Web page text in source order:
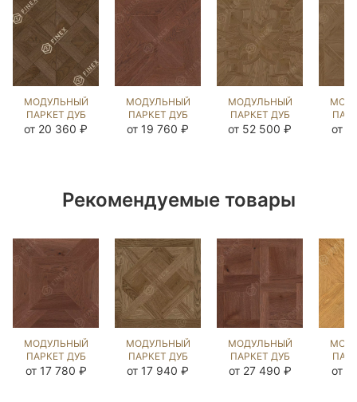
МОДУЛЬНЫЙ
ПАРКЕТ ДУБ
ШЕВЕРНИ
от 20 360 ₽
МОДУЛЬНЫЙ
ПАРКЕТ ДУБ
ФРОНЗОЛА
от 19 760 ₽
МОДУЛЬНЫЙ
ПАРКЕТ ДУБ
ЛАВАРДИН
от 52 500 ₽ от
Рекомендуемые товары
МОДУЛЬНЫЙ
ПАРКЕТ ДУБ
АЛЬБАНО
от 17 780 ₽
МОДУЛЬНЫЙ
ПАРКЕТ ДУБ
БРИТАНИ
от 17 940 ₽
МОДУЛЬНЫЙ
ПАРКЕТ ДУБ
ДЖИЗАНО
от 27 490 ₽ от